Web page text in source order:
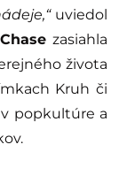
uviedol
zasiahla
života
Kruh či
popkultúre a